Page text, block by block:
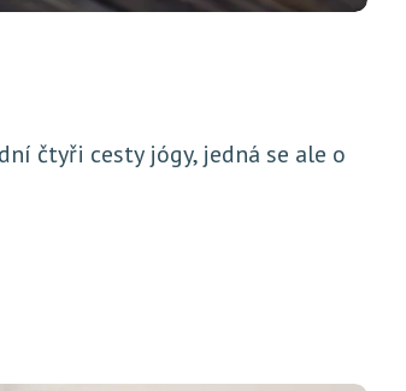
čtyři cesty jógy, jedná se ale o